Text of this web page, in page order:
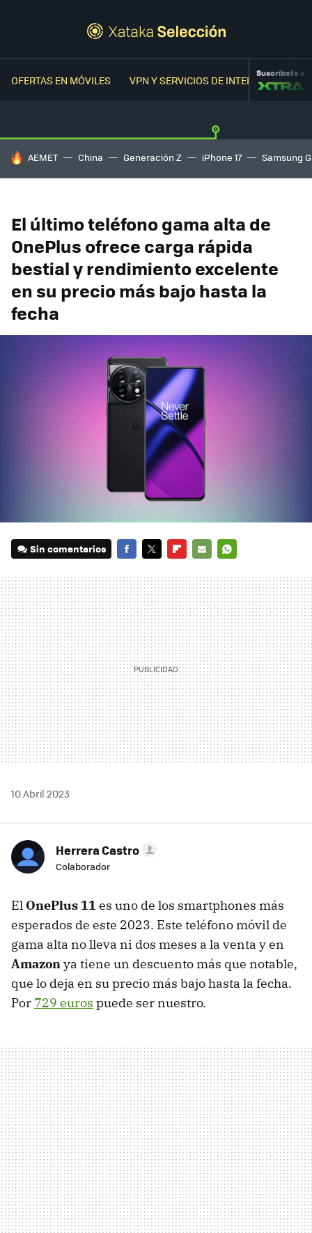
OFERTAS EN MÓVILES VPN Y SERVICIOS DE INTERNETSuscríbete a
HOY SE HABLA DE
AEMET China Generación Z iPhone 17 Samsung
El último teléfono gama alta de
OnePlus ofrece carga rápida
bestial y rendimiento excelente
en su precio más bajo hasta la
fecha
Sin comentarios
MAIL
10 Abril 2023
Herrera Castro
Colaborador
El OnePlus 11 es uno de los smartphones más
esperados de este 2023. Este teléfono móvil de
gama alta no lleva ni dos meses a la venta y en
Amazonya tiene un descuento más que notable,
que lo deja en su precio más bajo hasta la fecha.
Por 729 euros puede ser nuestro.